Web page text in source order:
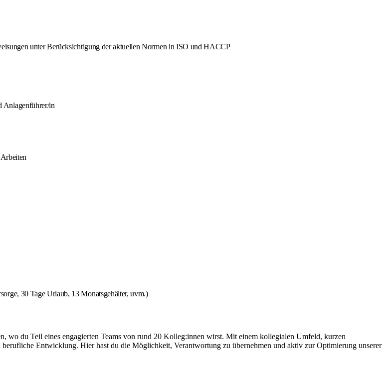
unter Berücksichtigung der aktuellen Normen in ISO und HACCP
Anlagenführer/in
30 Tage Urlaub, 13 Monatsgehälter, uvm.)
wo du Teil eines engagierten Teams von rund 20 Kolleg:innen wirst. Mit einem kollegialen Umfeld, kurzen
Entwicklung. Hier hast du die Möglichkeit, Verantwortung zu übernehmen und aktiv zur Optimierung unserer